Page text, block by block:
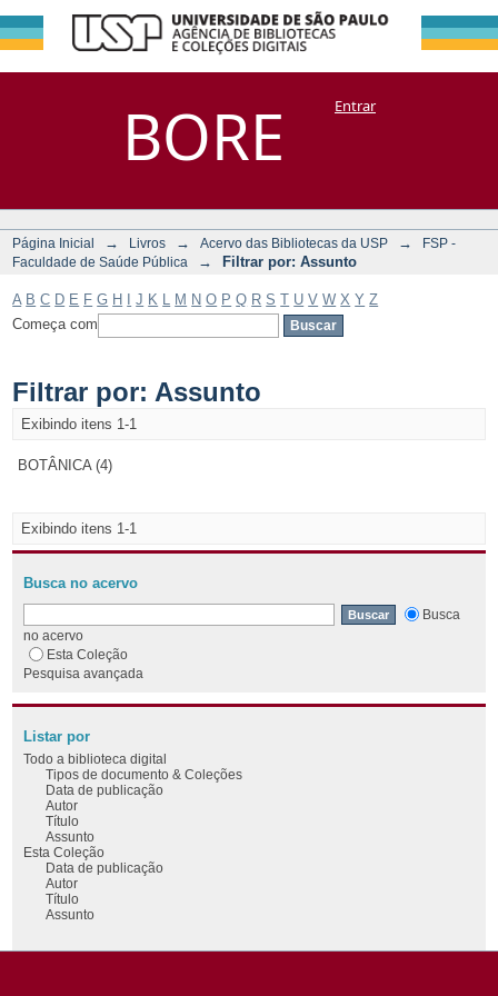
BORE
Filtrar por:
Assunto
DSpace/Manakin + CoriscoEntrar
Página Inicial → Livros → Acervo das Bibliotecas da USP →
FSP -
Faculdade de Saúde Pública
→ Filtrar por: Assunto
A B C D E F G H J K M N O P Q R S T U V W X Y Z
Começa com
Filtrar por: Assunto
Exibindo itens 1-1
BOTÂNICA (4)
Exibindo itens 1-1
Busca no acervo
Busca
no acervo
Esta Coleção
Pesquisa avançada
Listar por
Todo a biblioteca digital
Tipos de documento & Coleções
Data de publicação
Autor
Título
Assunto
Esta Coleção
Data de publicação
Autor
Título
Assunto